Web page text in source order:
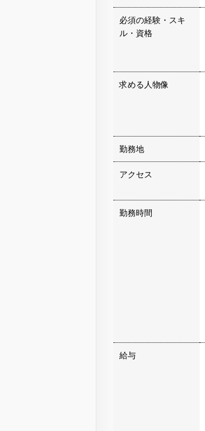
必須の経験・スキ
ル・資格
求める人物像
勤務地
アクセス
勤務時間
給与